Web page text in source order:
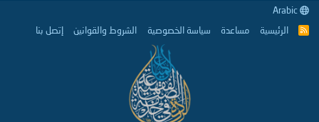
R
الرئيسية مساعدة سياسة الخصوصية الشروط والقوانين إتصل بنا